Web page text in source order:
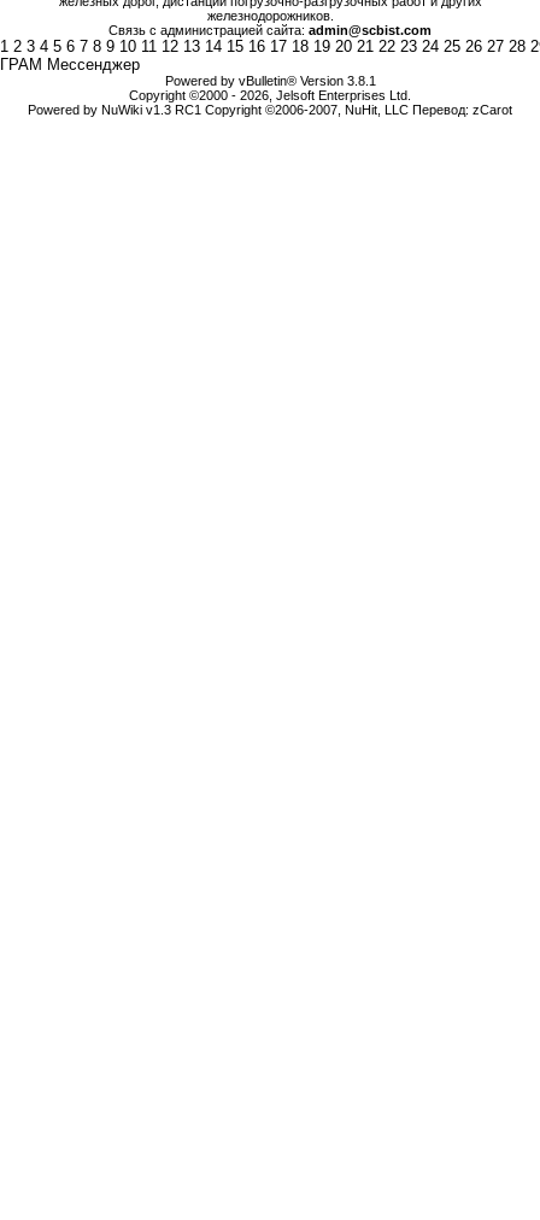
железнодорожников.
Связь с администрацией сайта: admin@scbist.com
1 2 3 4 5 6 7 8 9 10 11 12 13 14 15 16 17 18 19 20 21 22 23 24 25 26 27 28
ГРАМ Мессенджер
Powered by vBulletin® Version 3.8.1
Copyright ©2000 - 2026, Jelsoft Enterprises Ltd.
Powered by NuWiki v1.3 RC1 Copyright ©2006-2007, NuHit, LLC Перевод: zCarot